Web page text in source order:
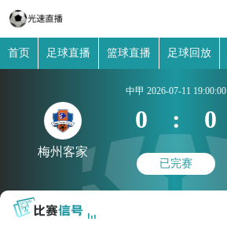
首页 足球直播 篮球直播 足球回放
梅州客家
中甲 2026-07-11 19:00:00
0 : 0
已完赛